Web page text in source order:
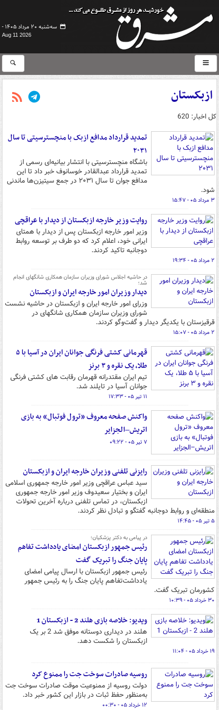
سه‌شنبه ۲۰ مرداد ۱۴۰۵ -
Aug 11 2026
ازبکستان
کل اخبار: 620
تمدید قرارداد مدافع ازبک با منچسترسیتی تا سال
۲۰۳۱
باشگاه منچسترسیتی با انتشار بیانیه‌ای رسمی از
تمدید قرارداد عبدالقادر خوسانوف خبر داد تا این
مدافع جوان تا سال ۲۰۳۱ در جمع سیتیزن‌ها ماندنی
شود.
۳ مرداد ۰۵ - ۱۵:۴۷
روایت وزیر خارجه ازبکستان از دیدار با عراقچی
وزیر امور خارجه ازبکستان پس از دیدار با همتای
ایرانی خود، اعلام کرد که دو طرف بر توسعه روابط
دوجانبه تاکید کردند.
۲ مرداد ۰۵ - ۱۹:۳۴
در حاشیه اجلاس شورای وزیران سازمان همکاری شانگهای انجام
شد؛
دیدار وزیران امور خارجه ایران و ازبکستان
وزرای امور خارجه ایران و ازبکستان در حاشیه نشست
شورای وزیران سازمان همکاری شانگهای در
قرقیزستان با یکدیگر دیدار و گفت‌وگو کردند.
۲ مرداد ۰۵ - ۱۵:۰۷
قهرمانی کشتی فرنگی جوانان ایران در آسیا با ۵
طلا، یک نقره و ۳ برنز
تیم ایران مقتدرانه قهرمان رقابت های کشتی فرنگی
جوانان آسیا در تایلند شد.
۱۱ تیر ۰۵ - ۱۷:۳۳
واکنش صفحه معروف «ترول فوتبال» به بازی
اتریش–الجزایر
۷ تیر ۰۵ - ۰۹:۲۲
رایزنی تلفنی وزیران خارجه ایران و ازبکستان
سید عباس عراقچی وزیر امور خارجه جمهوری اسلامی
ایران و بختیار سعیدوف وزیر امور خارجه جمهوری
ازبکستان، در تماس تلفنی درباره آخرین تحولات
منطقه‌ای و روابط دوجانبه گفتگو و تبادل نظر کردند.
۵ تیر ۰۵ - ۱۴:۴۵
در پیامی به دکتر پزشکیان؛
رئیس جمهور ازبکستان امضای یادداشت تفاهم
پایان جنگ را تبریک گفت
رئیس جمهور ازبکستان با ارسال پیامی امضای
یادداشت‌تفاهم پایان جنگ را به رئیس جمهور
کشورمان تبریک گفت.
۳۰ خرداد ۰۵ - ۱۰:۳۹
ویدیو: خلاصه بازی هلند 2 - ازبکستان 1
هلند در دیداری دوستانه موفق شد 2 بر یک
ازبکستان را شکست دهد.
۱۹ خرداد ۰۵ - ۱۱:۰۴
روسیه صادرات سوخت جت را ممنوع کرد
دولت روسیه از ممنوعیت موقت صادرات سوخت جت
به‌منظور حفظ ثبات در بازار این کشور خبر داد.
۱۲ خرداد ۰۵ - ۰۰:۳۰